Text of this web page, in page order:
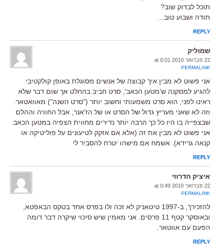
תוכל לבדוק שוב?
תודה ושבוע טוב…
REPLY
שמוליק
22 פברואר 2010 at 0:01
PERMALINK
אני פשוט לא מבין איך קבוצה של אנשים מסוגלת באופן קולקטיבי
להגיע למסקנה ש'מטען הכאב', סרט חביב בהחלט אך שום דבר שלא
ראינו לפני, הוא סרט משמעותי וחשוב יותר ("סרט השנה") מאוואטאר.
וזה לא שאני מעריץ גדול של הסרט או של הז'אנר, אבל החוויה וההלם
שבצפייה בו היו כל כך הרבה יותר נדירים מחווית הצפיה במטען הכאב.
אני פשוט לא מבין את זה (אלא אם אזקק לטיעונים על פוליטיקה או
קנאה גרידא). אשמח אם מישהו יטרח להסביר לי
REPLY
איציק הדרוזי
22 פברואר 2010 at 0:49
PERMALINK
להזכירך, ב-1997 טיטאניק לא זכה ולו בפרס אחד בטקס הבאפטא,
ובאוסקר קטף 11 פרסים. אני מאמין שיש סיכוי שיקרה דבר דומה
הפעם עם אווטאר.
REPLY